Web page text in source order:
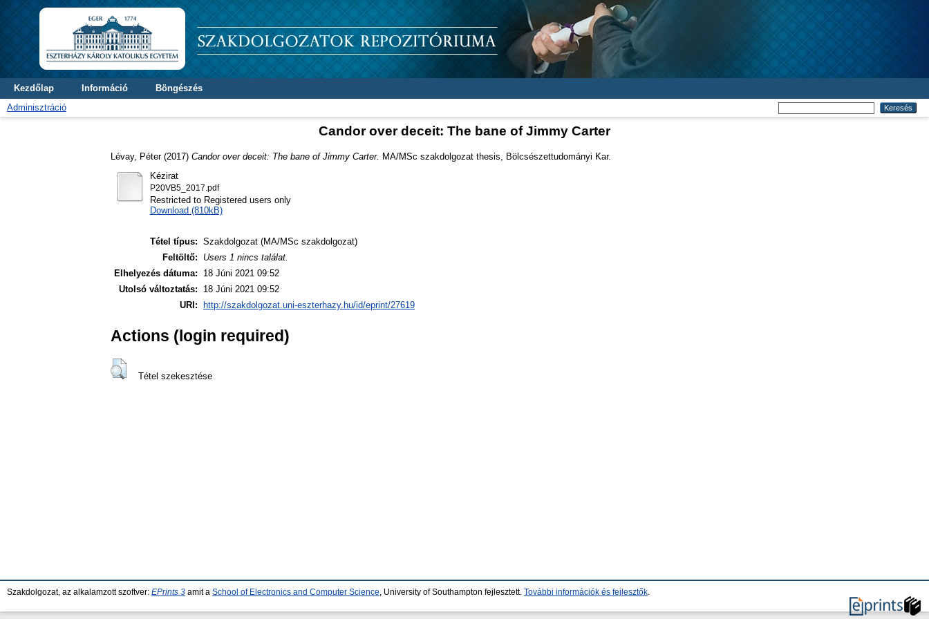
Kezdőlap Információ
Böngészés
Adminisztráció
Candor over deceit: The bane of Jimmy Carter
Lévay, Péter(2017) Candor over deceit: The bane of Jimmy Carter. MA/MSc szakdolgozat thesis, Bölcsészettudományi Kar.
Kézirat
P20VB5_2017.pdf
Restricted to Registered users only
Download (810kB)
Tétel típus: Szakdolgozat (MA/MSc szakdolgozat)
Feltöltő:
Users 1 nincs találat.
Elhelyezés dátuma:
18 Júni 2021 09:52
Utolsó változtatás:
18 Júni 2021 09:52
URI:
http://szakdolgozat.uni-eszterhazy.hu/id/eprint/27619
Actions (login required)
Tétel szekesztése
Szakdolgozat, az alkalamzott szoftver: EPrints 3 amit a School of Electronics and Computer Science , University of Southampton fejlesztett. További információk és fejlesztők